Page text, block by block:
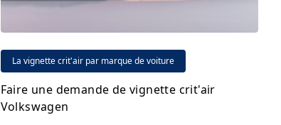
La vignette crit'air par marque de voiture
Faire une demande de vignette crit'air
Volkswagen